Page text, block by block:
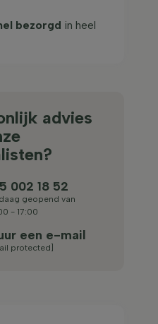
bezorgd in heel
advies
002 18 52
geopend van
- 17:00
een e-mail
protected]